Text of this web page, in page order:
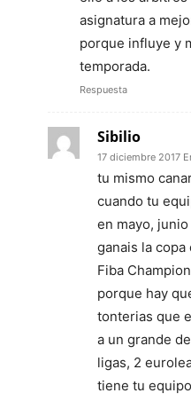
asignatura a
porque influye y
temporada.
Respuesta
Sibilio
17 diciembre 2017
tu mismo
cuando tu
en mayo,
ganais la
Fiba
porque hay
tonterias que
a un grande
ligas, 2
tiene tu